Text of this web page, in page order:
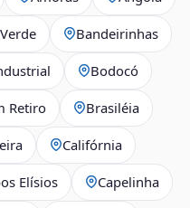
Bandeirinhas
Bodocó
Retiro Brasiléia
Califórnia
Elísios Capelinha